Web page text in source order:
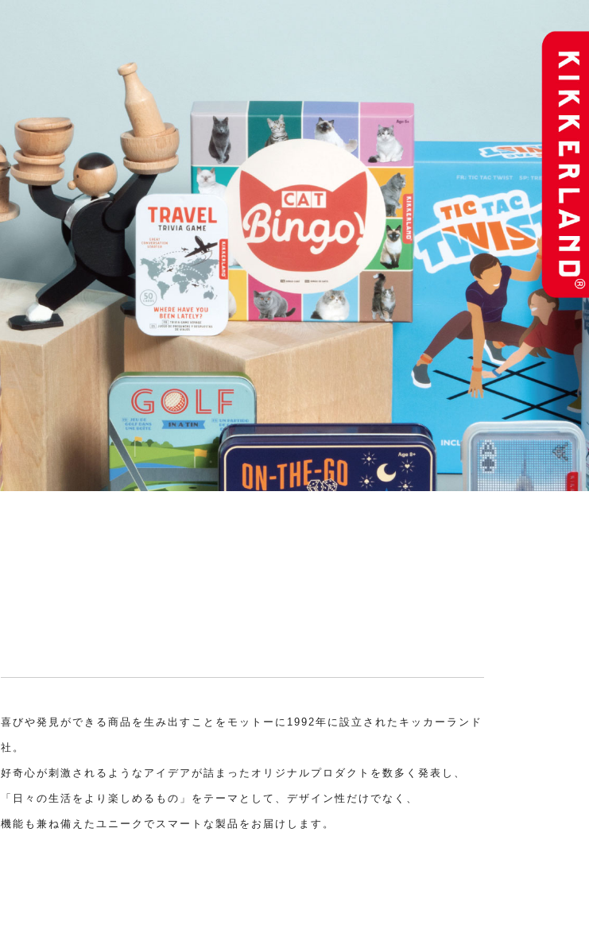
喜びや発見ができる商品を生み出すことをモットーに1992年に設立されたキッカーランド
社。
好奇心が刺激されるようなアイデアが詰まったオリジナルプロダクトを数多く発表し、
「日々の生活をより楽しめるもの」をテーマとして、デザイン性だけでなく、
機能も兼ね備えたユニークでスマートな製品をお届けします。